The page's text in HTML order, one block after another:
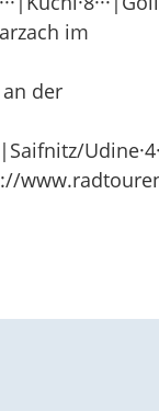
im
an der